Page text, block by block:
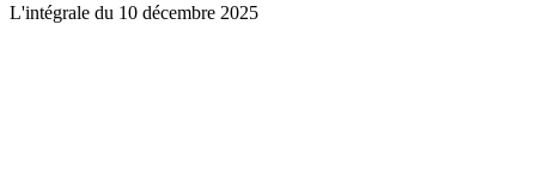
L'intégrale du 10 décembre 2025